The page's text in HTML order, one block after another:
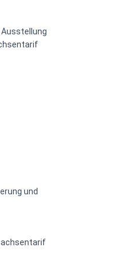
Ausstellung
und